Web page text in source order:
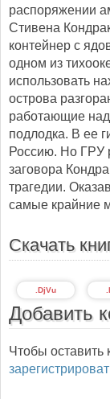
распоряжении
Стивена
контейнер с
одном из
использовать
острова
работающие над
подлодка. В ее
Россию. Но ГРУ
заговора
трагедии.
самые крайние
Скачать
.DjVu
Добавить
Чтобы